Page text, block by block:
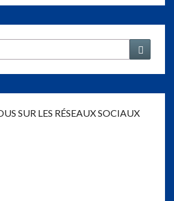
SUR LES RÉSEAUX SOCIAUX